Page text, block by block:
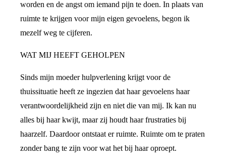
worden en de angst om iemand pijn te doen. In plaats van
ruimte te krijgen voor mijn eigen gevoelens, begon ik
mezelf weg te cijferen.
WAT MIJ HEEFT GEHOLPEN
Sinds mijn moeder hulpverlening krijgt voor de
thuissituatie heeft ze ingezien dat haar gevoelens haar
verantwoordelijkheid zijn en niet die van mij. Ik kan nu
alles bij haar kwijt, maar zij houdt haar frustraties bij
haarzelf. Daardoor ontstaat er ruimte. Ruimte om te praten
zonder bang te zijn voor wat het bij haar oproept.